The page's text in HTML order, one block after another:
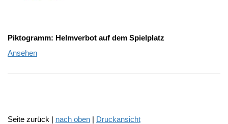
Piktogramm: Helmverbot auf dem Spielplatz
Ansehen
Seite zurück | nach oben | Druckansicht